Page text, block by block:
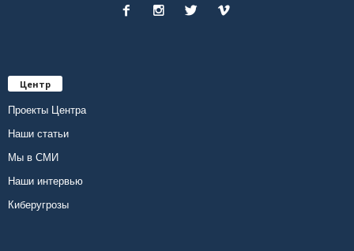
Центр
Проекты Центра
Наши статьи
Мы в СМИ
Наши интервью
Киберугрозы